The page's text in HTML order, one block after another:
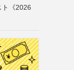
ト《2026